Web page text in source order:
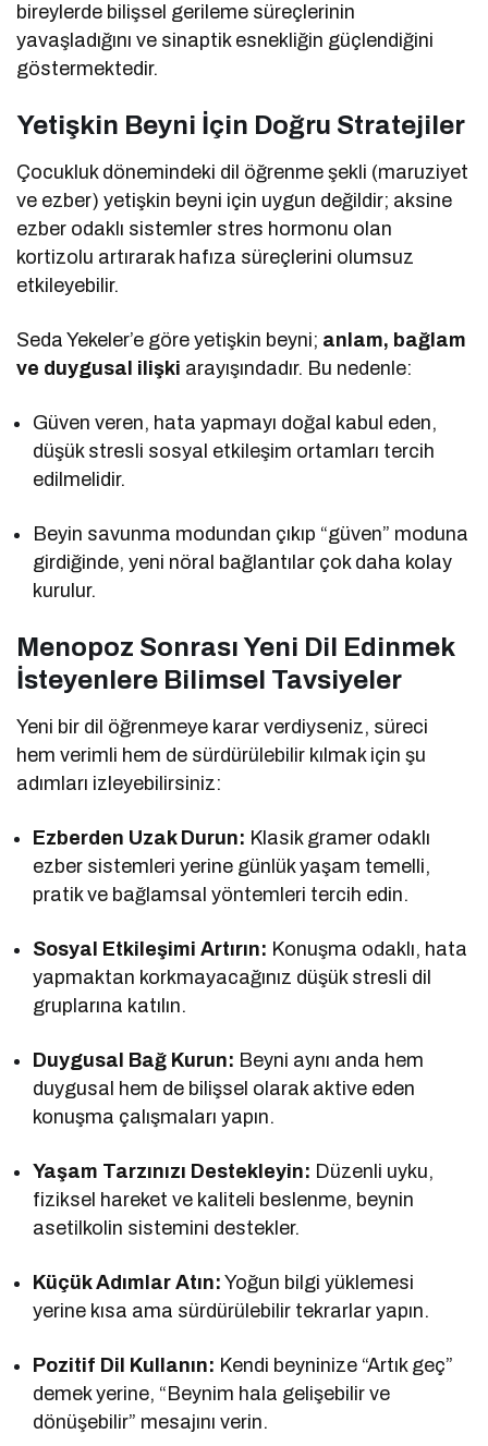
bireylerde bilişsel gerileme süreçlerinin
yavaşladığını ve sinaptik esnekliğin güçlendiğini
göstermektedir.
Yetişkin Beyni İçin Doğru Stratejiler
Çocukluk dönemindeki dil öğrenme şekli (maruziyet
ve ezber) yetişkin beyni için uygun değildir; aksine
ezber odaklı sistemler stres hormonu olan
kortizolu artırarak hafıza süreçlerini olumsuz
etkileyebilir.
Seda Yekeler’e göre yetişkin beyni; anlam, bağlam
ve duygusal ilişki arayışındadır. Bu nedenle:
Güven veren, hata yapmayı doğal kabul eden,
düşük stresli sosyal etkileşim ortamları tercih
edilmelidir.
Beyin savunma modundan çıkıp “güven” moduna
girdiğinde, yeni nöral bağlantılar çok daha kolay
kurulur.
Menopoz Sonrası Yeni Dil Edinmek
İsteyenlere Bilimsel Tavsiyeler
Yeni bir dil öğrenmeye karar verdiyseniz, süreci
hem verimli hem de sürdürülebilir kılmak için şu
adımları izleyebilirsiniz:
Ezberden Uzak Durun: Klasik gramer odaklı
ezber sistemleri yerine günlük yaşam temelli,
pratik ve bağlamsal yöntemleri tercih edin.
Sosyal Etkileşimi Artırın: Konuşma odaklı, hata
yapmaktan korkmayacağınız düşük stresli dil
gruplarına katılın.
Duygusal Bağ Kurun: Beyni aynı anda hem
duygusal hem de bilişsel olarak aktive eden
konuşma çalışmaları yapın.
Yaşam Tarzınızı Destekleyin: Düzenli uyku,
fiziksel hareket ve kaliteli beslenme, beynin
asetilkolin sistemini destekler.
Küçük Adımlar Atın: Yoğun bilgi yüklemesi
yerine kısa ama sürdürülebilir tekrarlar yapın.
Pozitif Dil Kullanın: Kendi beyninize “Artık geç”
demek yerine, “Beynim hala gelişebilir ve
dönüşebilir” mesajını verin.